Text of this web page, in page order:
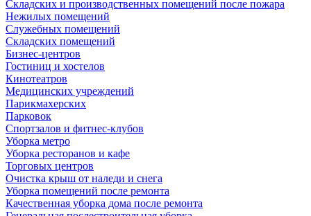
Складских и производственных помещений после пожара
Нежилых помещений
Служебных помещений
Складских помещений
Бизнес-центров
Гостиниц и хостелов
Кинотеатров
Медицинских учреждений
Парикмахерских
Парковок
Спортзалов и фитнес-клубов
Уборка метро
Уборка ресторанов и кафе
Торговых центров
Очистка крыш от наледи и снега
Уборка помещений после ремонта
Качественная уборка дома после ремонта